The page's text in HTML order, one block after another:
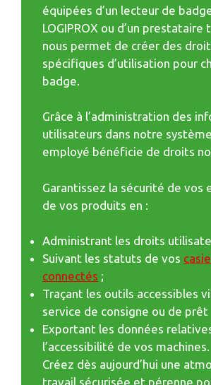
équipées d’un lecteur de
LOGIPROX ou d’un prestataire
nous permet de créer des
spécifiques d’utilisation pour
badge.
Grâce à l’administration des
utilisateurs dans notre
employé bénéficie de droits
Garantissez la sécurité de vos
de vos produits en :
Administrant les droits
Suivant les statuts de vos
connectés ;
Traçant les outils accessibles
service de consigne ou de prêt
Exportant les données
l’accessibilité de vos machines.
Créez dès aujourd’hui une
travail sécurisée et pérenne